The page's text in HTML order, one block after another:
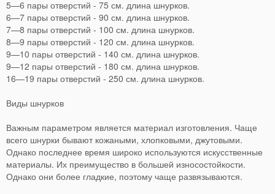
5—6 пары отверстий - 75 см. длина шнурков.
6—7 пары отверстий - 90 см. длина шнурков.
7—8 пары отверстий - 100 см. длина шнурков.
8—9 пары отверстий - 120 см. длина шнурков.
9—10 пары отверстий - 140 см. длина шнурков.
9—12 пары отверстий - 180 см. длина шнурков.
16—19 пары отверстий - 250 см. длина шнурков.
Виды шнурков
Важным параметром является материал изготовления. Чаще
всего шнурки бывают кожаными, хлопковыми, джутовыми.
Однако последнее время широко используются искусственные
материалы. Их преимущество в большей износостойкости.
Однако они более гладкие, поэтому чаще развязываются.